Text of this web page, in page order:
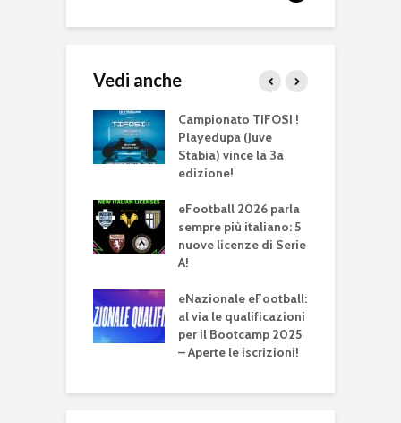
Vedi anche
Campionato TIFOSI !
Playedupa (Juve
Stabia) vince la 3a
edizione!
eFootball 2026 parla
sempre più italiano: 5
nuove licenze di Serie
A!
eNazionale eFootball:
al via le qualificazioni
per il Bootcamp 2025
– Aperte le iscrizioni!